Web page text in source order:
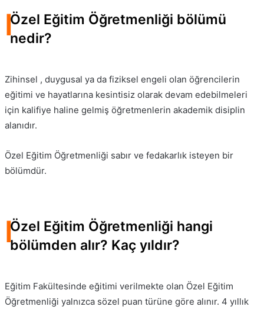
IÖzel Eğitim Öğretmenliği bölümü
nedir?
Zihinsel , duygusal ya da fiziksel engeli olan öğrencilerin
eğitimi ve hayatlarına kesintisiz olarak devam edebilmeleri
için kalifiye haline gelmiş öğretmenlerin akademik disiplin
alanıdır.
Özel Eğitim Öğretmenliği sabır ve fedakarlık isteyen bir
bölümdür.
IÖzel Eğitim Öğretmenliği hangi
bölümden alır? Kaç yıldır?
Eğitim Fakültesinde eğitimi verilmekte olan Özel Eğitim
Öğretmenliği yalnızca sözel puan türüne göre alınır. 4 yıllık